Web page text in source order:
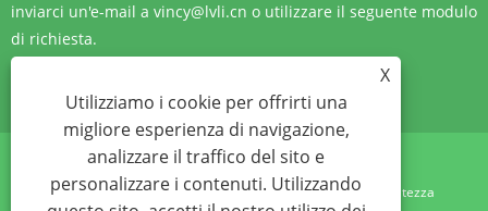
inviarci un'e-mail a vincy@lvli.cn o utilizzare il seguente modulo
di richiesta.
Links Sitemap RSS XML politica sulla riservatezza
X
Utilizziamo i cookie per offrirti una
migliore esperienza di navigazione,
analizzare il traffico del sito e
personalizzare i contenuti. Utilizzando